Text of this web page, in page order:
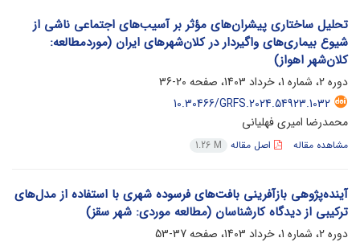
تحلیل ساختاری پیشران‌های مؤثر بر آسیب‌های اجتماعی ناشی از
شیوع بیماری‌های واگیردار در کلان‌شهرهای ایران (موردمطالعه:
کلان‌شهر اهواز)
دوره 2، شماره 1، خرداد 1403، صفحه
20-36
10.30466/GRFS.2024.54923.1032
محمدرضا امیری فهلیانی
مشاهده مقاله اصل مقاله 1.26 M
آینده‌پژوهی بازآفرینی بافت‌های فرسوده شهری با استفاده از مدل‌های
ترکیبی از دیدگاه کارشناسان (مطالعه موردی: شهر سقز)
دوره 2، شماره 1، خرداد 1403، صفحه
37-53